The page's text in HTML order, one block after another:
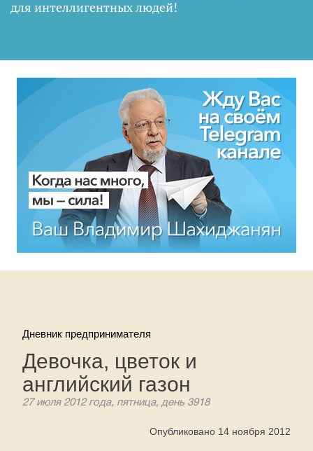
для интеллигентных людей!
Дневник предпринимателя
Девочка, цветок и
английский газон
27 июля 2012 года, пятница, день 3918
Опубликовано 14 ноября 2012